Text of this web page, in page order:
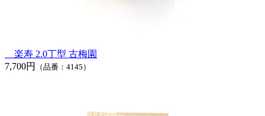
楽寿 2.0丁型 古梅園
7,700円
（品番：4145）